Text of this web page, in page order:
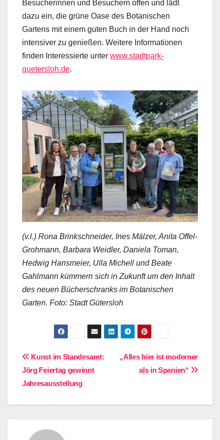
Besucherinnen und Besuchern offen und lädt
dazu ein, die grüne Oase des Botanischen
Gartens mit einem guten Buch in der Hand noch
intensiver zu genießen. Weitere Informationen
finden Interessierte unter www.stadtpark-
guetersloh.de.
(v.l.) Rona Brinkschneider, Ines Mälzer, Anita Offel-
Grohmann, Barbara Weidler, Daniela Toman,
Hedwig Hansmeier, Ulla Michell und Beate
Gahlmann kümmern sich in Zukunft um den Inhalt
des neuen Bücherschranks im Botanischen
Garten. Foto: Stadt Gütersloh
Beitragsnavigation
„Alles hier ist moderner
als in Spanien“
Kunst im Standesamt:
Jörg Feiertag gewinnt
Jahresausstellung